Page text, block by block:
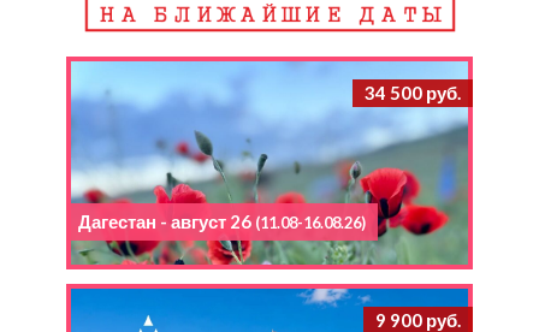
34 500 руб.
Дагестан - август 26 (11.08-16.08.26)
9 900 руб.